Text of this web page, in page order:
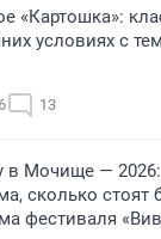
«Картошка»:
условиях с
13
в Мочище — 2026:
сколько стоят
фестиваля